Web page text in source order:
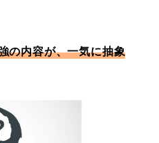
の内容が、一気に抽象